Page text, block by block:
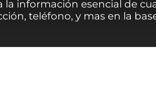
la información esencial de
teléfono, y mas en la